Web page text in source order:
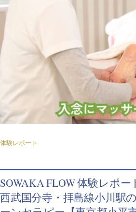
体験レポート
SOWAKA FLOW 体験レポー
西武国分寺・拝島線小川駅